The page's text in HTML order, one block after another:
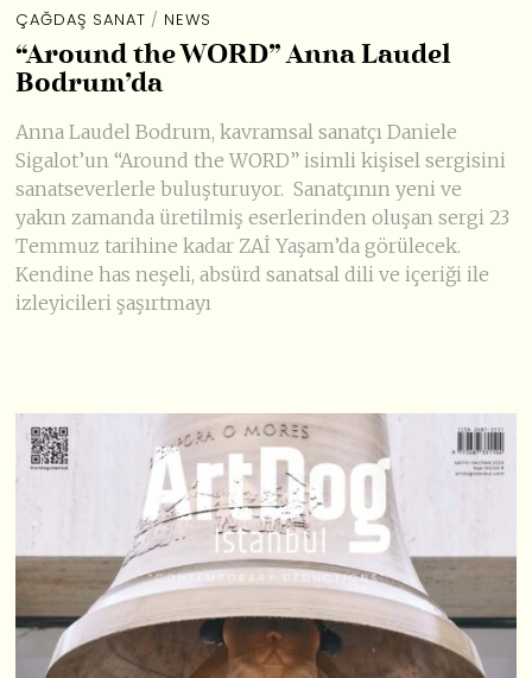
ÇAĞDAŞ SANAT / NEWS
“Around the WORD” Anna Laudel
Bodrum’da
Anna Laudel Bodrum, kavramsal sanatçı Daniele
Sigalot’un “Around the WORD” isimli kişisel sergisini
sanatseverlerle buluşturuyor. Sanatçının yeni ve
yakın zamanda üretilmiş eserlerinden oluşan sergi 23
Temmuz tarihine kadar ZAİ Yaşam’da görülecek.
Kendine has neşeli, absürd sanatsal dili ve içeriği ile
izleyicileri şaşırtmayı